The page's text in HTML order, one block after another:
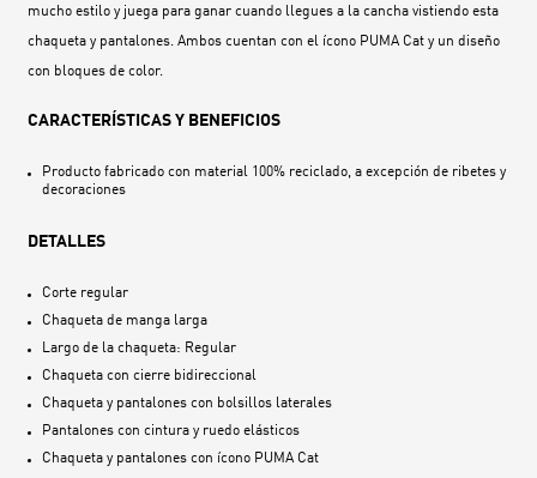
mucho estilo y juega para ganar cuando llegues a la cancha vistiendo esta
chaqueta y pantalones. Ambos cuentan con el ícono PUMA Cat y un diseño
con bloques de color.
CARACTERÍSTICAS Y BENEFICIOS
Producto fabricado con material 100% reciclado, a excepción de ribetes y
decoraciones
DETALLES
Corte regular
Chaqueta de manga larga
Largo de la chaqueta: Regular
Chaqueta con cierre bidireccional
Chaqueta y pantalones con bolsillos laterales
Pantalones con cintura y ruedo elásticos
Chaqueta y pantalones con ícono PUMA Cat